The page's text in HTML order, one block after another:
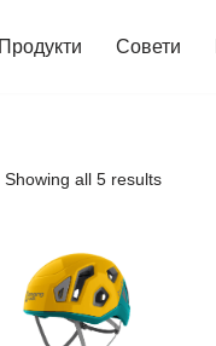
Продукти Совети
Showing all 5 results